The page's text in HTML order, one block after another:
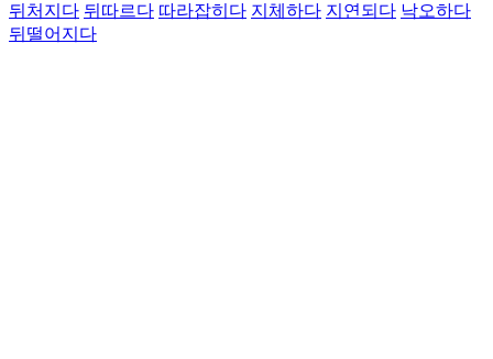
뒤처지다 뒤따르다 따라잡히다 지체하다 지연되다 낙오하다
뒤떨어지다